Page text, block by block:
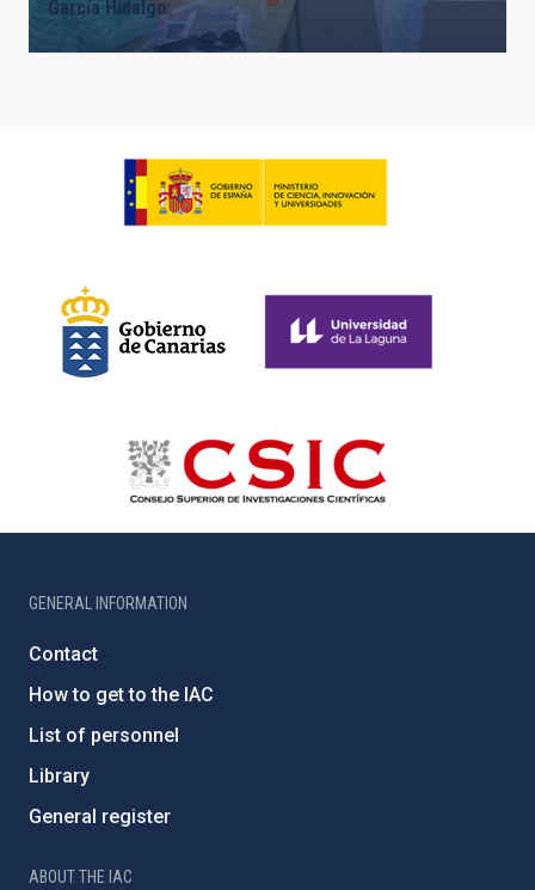
García Hidalgo
GENERAL INFORMATION
Contact
How to get to the IAC
List of personnel
Library
General register
ABOUT THE IAC